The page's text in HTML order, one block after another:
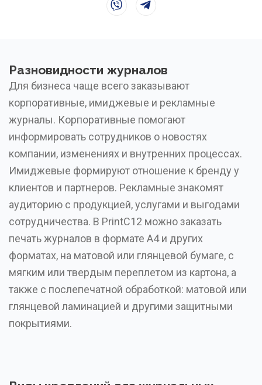
Разновидности журналов
Для бизнеса чаще всего заказывают
корпоративные, имиджевые и рекламные
журналы. Корпоративные помогают
информировать сотрудников о новостях
компании, изменениях и внутренних процессах.
Имиджевые формируют отношение к бренду у
клиентов и партнеров. Рекламные знакомят
аудиторию с продукцией, услугами и выгодами
сотрудничества. В PrintC12 можно заказать
печать журналов в формате А4 и других
форматах, на матовой или глянцевой бумаге, с
мягким или твердым переплетом из картона, а
также с послепечатной обработкой: матовой или
глянцевой ламинацией и другими защитными
покрытиями.